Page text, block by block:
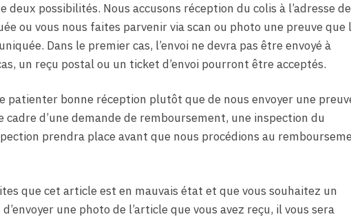
possibilités. Nous accusons réception du colis à l’adresse de
ou vous nous faites parvenir via scan ou photo une preuve que
Dans le premier cas, l’envoi ne devra pas être envoyé à
un reçu postal ou un ticket d’envoi pourront être acceptés.
patienter bonne réception plutôt que de nous envoyer une
d’une demande de remboursement, une inspection du
prendra place avant que nous procédions au
que cet article est en mauvais état et que vous souhaitez un
une photo de l’article que vous avez reçu, il vous sera